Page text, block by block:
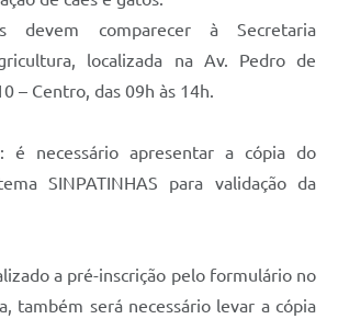
devem comparecer à Secretaria
localizada na Av. Pedro de
– Centro, das 09h às 14h.
é necessário apresentar a cópia do
SINPATINHAS para validação da
a pré-inscrição pelo formulário no
também será necessário levar a cópia